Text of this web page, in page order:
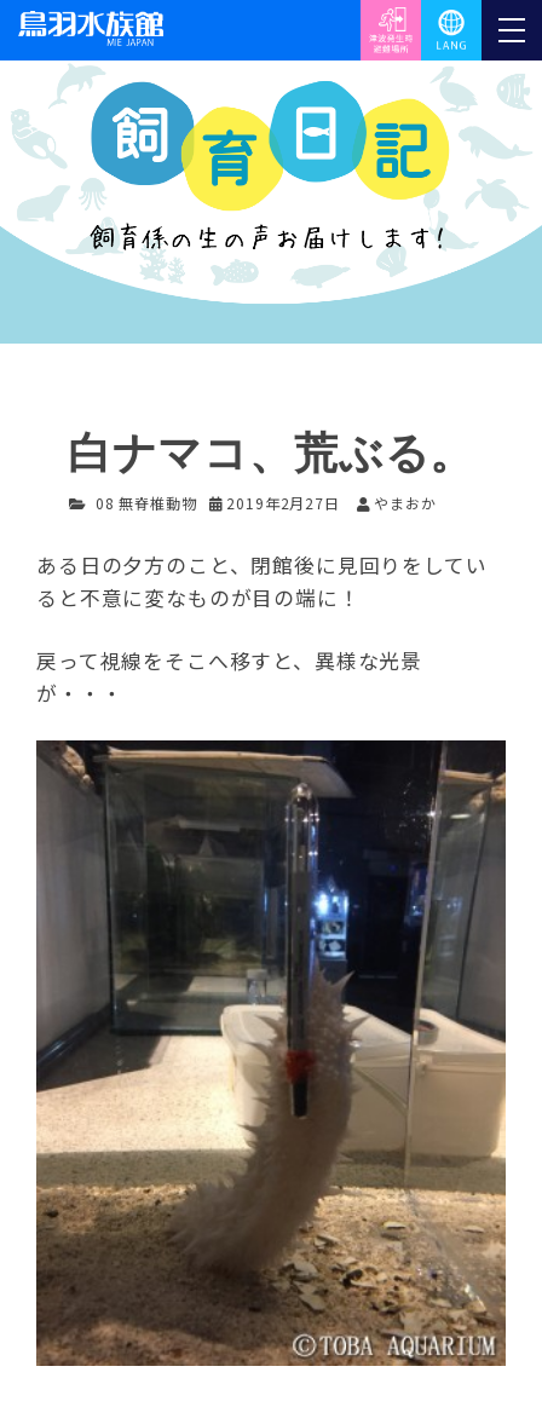
白ナマコ、荒ぶる。
08 無脊椎動物 2019年2月27日 やまおか
ある日の夕方のこと、閉館後に見回りをしてい
ると不意に変なものが目の端に！
戻って視線をそこへ移すと、異様な光景
が・・・